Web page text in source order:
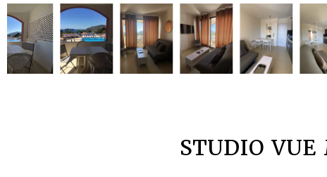
STUDIO